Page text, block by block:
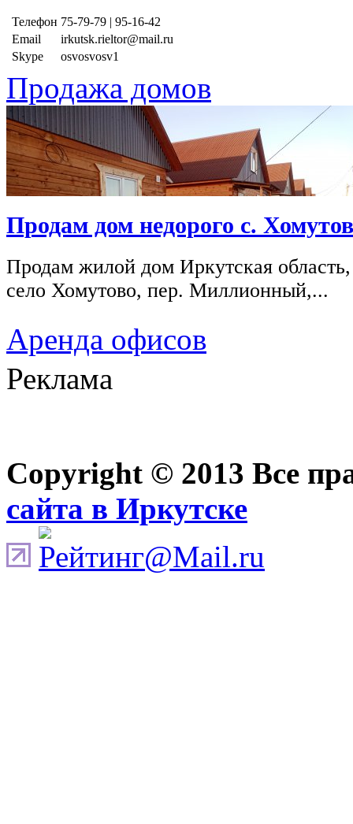
Телефон 75-79-79 | 95-16-42
Email
irkutsk.rieltor@mail.ru
Skype
osvosvosv1
Продажа домов
Продам дом недорого с.
Продам жилой дом Иркутская
село Хомутово, пер. Миллионный,...
Аренда офисов
Реклама
Copyright © 2013 Все
сайта в Иркутске